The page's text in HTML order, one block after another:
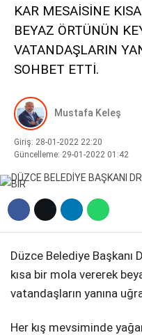
KÜLÜR – SANAT
MAGAZIN
SAĞLIK
ASAYIŞ
DIĞER
KAR MESAİSİNE
BEYAZ ÖRTÜNÜN
VATANDAŞLARIN
SOHBET ETTİ.
Mustafa Keleş
Giriş: 28-01-2022 22:20
Güncelleme: 29-01-2022 01:42
Düzce Belediye Başkanı
kısa bir mola vererek
vatandaşların yanına
Her kış mevsiminde